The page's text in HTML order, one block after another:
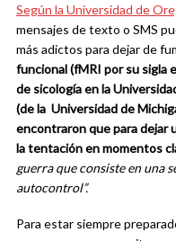
Según la Universidad de
mensajes de texto o SMS
más adictos para dejar de
funcional (fMRI por su sigla
de sicología en la
(de la Universidad de
encontraron que para dejar
la tentación en momentos
guerra que consiste en una
autocontrol”.
Para estar siempre